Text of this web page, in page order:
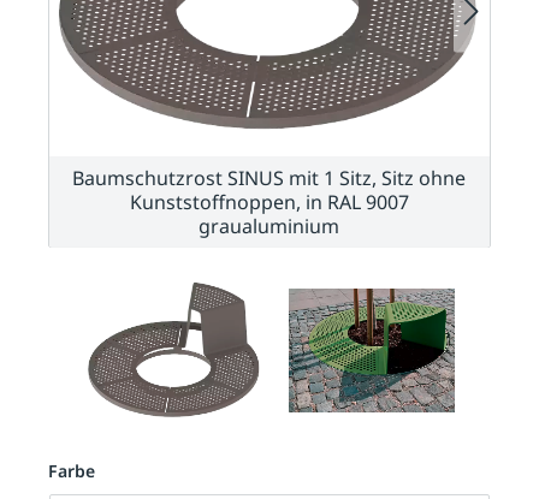
Farbe
Baumschutzrost SINUS mit 1 Sitz, Sitz ohne
Kunststoffnoppen, in RAL 9007
graualuminium